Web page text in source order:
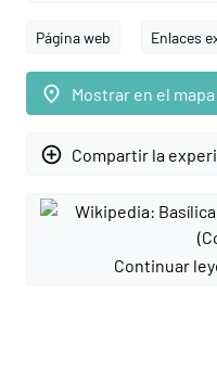
Página web Enlaces
place Mostrar en el mapa
add_circle_outline Compartir la
Continuar